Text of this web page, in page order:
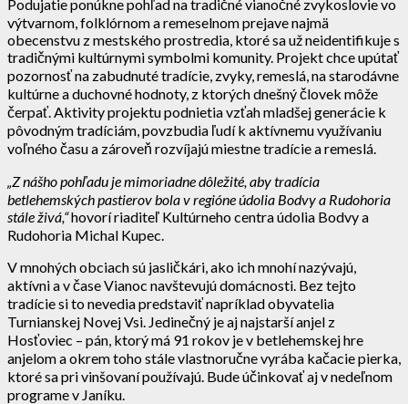
Podujatie ponúkne pohľad na tradičné vianočné zvykoslovie vo
výtvarnom, folklórnom a remeselnom prejave najmä
obecenstvu z mestského prostredia, ktoré sa už neidentifikuje s
tradičnými kultúrnymi symbolmi komunity. Projekt chce upútať
pozornosť na zabudnuté tradície, zvyky, remeslá, na starodávne
kultúrne a duchovné hodnoty, z ktorých dnešný človek môže
čerpať. Aktivity projektu podnietia vzťah mladšej generácie k
pôvodným tradíciám, povzbudia ľudí k aktívnemu využívaniu
voľného času a zároveň rozvíjajú miestne tradície a remeslá.
„Z nášho pohľadu je mimoriadne dôležité, aby tradícia
betlehemských pastierov bola v regióne údolia Bodvy a Rudohoria
stále živá,“hovorí riaditeľ Kultúrneho centra údolia Bodvy a
Rudohoria Michal Kupec.
V mnohých obciach sú jasličkári, ako ich mnohí nazývajú,
aktívni a v čase Vianoc navštevujú domácnosti. Bez tejto
tradície si to nevedia predstaviť napríklad obyvatelia
Turnianskej Novej Vsi. Jedinečný je aj najstarší anjel z
Hosťoviec – pán, ktorý má 91 rokov je v betlehemskej hre
anjelom a okrem toho stále vlastnoručne vyrába kačacie pierka,
ktoré sa pri vinšovaní používajú. Bude účinkovať aj v nedeľnom
programe v Janíku.